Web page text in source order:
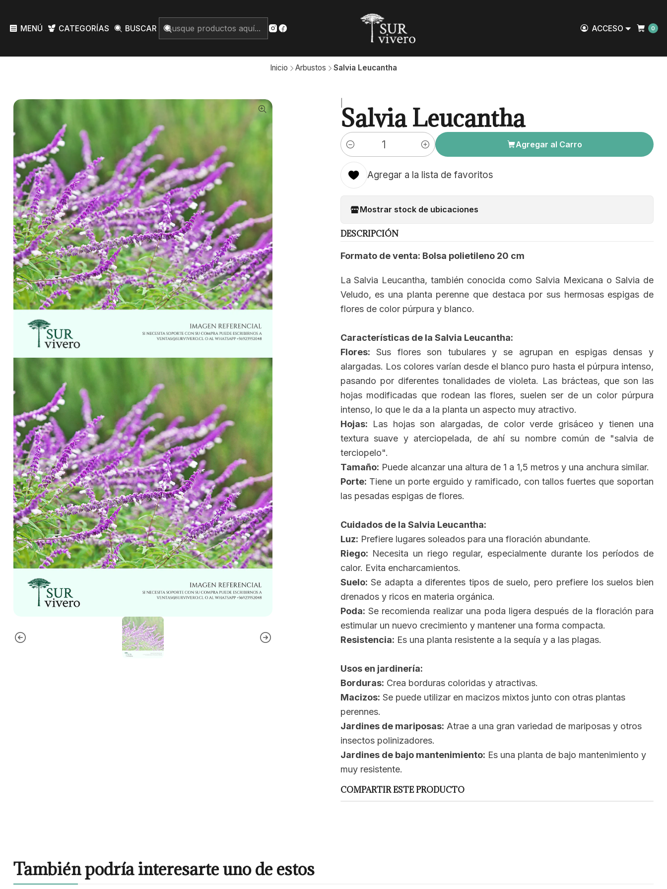
MENÚ CATEGORÍAS BUSCAR ACCESO 0
Inicio Arbustos Salvia Leucantha
Salvia Leucantha
Cantidad
Agregar al Carro
Agregar a la lista de favoritos
Mostrar stock de ubicaciones
DESCRIPCIÓN
Formato de venta: Bolsa polietileno 20 cm
La Salvia Leucantha, también conocida como Salvia Mexicana o Salvia de
Veludo, es una planta perenne que destaca por sus hermosas espigas de
flores de color púrpura y blanco.
Características de la Salvia Leucantha:
Flores: Sus flores son tubulares y se agrupan en espigas densas y
alargadas. Los colores varían desde el blanco puro hasta el púrpura intenso,
pasando por diferentes tonalidades de violeta. Las brácteas, que son las
hojas modificadas que rodean las flores, suelen ser de un color púrpura
intenso, lo que le da a la planta un aspecto muy atractivo.
Hojas: Las hojas son alargadas, de color verde grisáceo y tienen una
textura suave y aterciopelada, de ahí su nombre común de "salvia de
terciopelo".
Tamaño: Puede alcanzar una altura de 1 a 1,5 metros y una anchura similar.
Porte: Tiene un porte erguido y ramificado, con tallos fuertes que soportan
las pesadas espigas de flores.
Cuidados de la Salvia Leucantha:
Luz: Prefiere lugares soleados para una floración abundante.
Riego: Necesita un riego regular, especialmente durante los períodos de
calor. Evita encharcamientos.
Suelo: Se adapta a diferentes tipos de suelo, pero prefiere los suelos bien
drenados y ricos en materia orgánica.
Poda: Se recomienda realizar una poda ligera después de la floración para
estimular un nuevo crecimiento y mantener una forma compacta.
Resistencia: Es una planta resistente a la sequía y a las plagas.
Usos en jardinería:
Borduras: Crea borduras coloridas y atractivas.
Macizos: Se puede utilizar en macizos mixtos junto con otras plantas
perennes.
Jardines de mariposas: Atrae a una gran variedad de mariposas y otros
insectos polinizadores.
Jardines de bajo mantenimiento: Es una planta de bajo mantenimiento y
muy resistente.
COMPARTIR ESTE PRODUCTO
También podría interesarte uno de estos